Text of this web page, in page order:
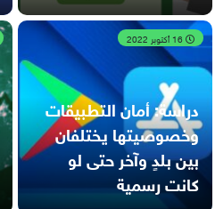
دراسة: أمان التطبيقات
وخصوصيتها يختلفان
بين بلدٍ وآخر حتى لو
كانت رسمية